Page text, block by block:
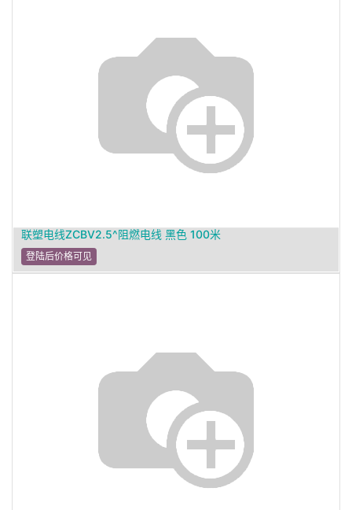
联塑电线ZCBV2.5^阻燃电线 黑色 100米
登陆后价格可见